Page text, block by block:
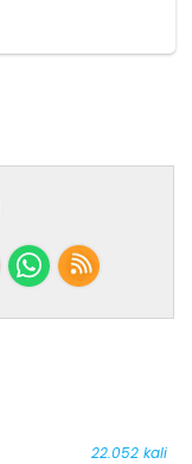
22.052 kali